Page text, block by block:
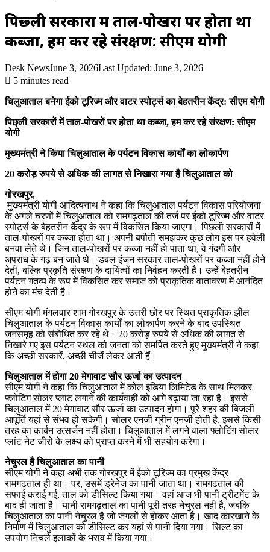
पिछ्ली सरकारों में ताल-पोखरों पर होता था
कब्जा, हम कर रहे संरक्षण: सीएम योगी
Desk NewsJune 3, 2026Last Updated: June 3, 2026
5 minutes read
चिलुआताल बनेगा ईको टूरिज्म और वाटर स्पोर्ट्स का बेहतरीन केंद्र: सीएम योगी
पिछ्ली सरकारों में ताल-पोखरों पर होता था कब्जा, हम कर रहे संरक्षण: सीएम
योगी
मुख्यमंत्री ने किया चिलुआताल के पर्यटन विकास कार्यों का लोकार्पण
20 करोड़ रुपये से अधिक की लागत से निखारा गया है चिलुआताल को
गोरखपुर,
मुख्यमंत्री योगी आदित्यनाथ ने कहा कि चिलुआताल पर्यटन विकास परियोजना
के अगले चरणों में चिलुआताल को रामगढ़ताल की तर्ज पर ईको टूरिज्म और वाटर
स्पोर्ट्स के बेहतरीन केंद्र के रूप में विकसित किया जाएगा। पिछली सरकारों में
ताल-पोखरों पर कब्जा होता था। अपनी बपौती समझकर कुछ लोग इस पर हवेली
बनवा लेते थे। जिन ताल-पोखरों पर कब्जा नहीं हो पाता था, वे गंदगी और
अपराध के गढ़ बन जाते थे। डबल इंजन सरकार ताल-पोखरों पर कब्जा नहीं होने
देती, बल्कि प्रकृति संरक्षण के दायित्वों का निर्वहन करती है। उन्हें बेहतरीन
पर्यटन गंतव्य के रूप में विकसित कर समाज को प्राकृतिक वातावरण में आनंदित
होने का मंच देती है।
सीएम योगी मंगलवार शाम गोरखपुर के उत्तरी छोर पर स्थित प्राकृतिक झील
चिलुआताल के पर्यटन विकास कार्यों का लोकार्पण करने के बाद उपस्थित
जनसमूह को संबोधित कर रहे थे। 20 करोड़ रुपये से अधिक की लागत से
निखारे गए इस पर्यटन स्थल को जनता को समर्पित करते हुए मुख्यमंत्री ने कहा
कि अच्छी सरकारें, अच्छी चीजें लेकर आती हैं।
चिलुआताल में होगा 20 मेगावाट सौर ऊर्जा का उत्पादन
सीएम योगी ने कहा कि चिलुआताल में कोल इंडिया लिमिटेड के साथ मिलकर
फ्लोटिंग सोलर प्लांट लगाने की कार्यवाही को आगे बढ़ाया जा रहा है। इससे
चिलुआताल में 20 मेगावाट सौर ऊर्जा का उत्पादन होगा। पूरे शहर की बिजली
आपूर्ति यहां से संभव हो सकेगी। सोलर एनर्जी ग्रीन एनर्जी होती है, इससे किसी
तरह का कार्बन उत्सर्जन नहीं होता। चिलुआताल में लगने वाला फ्लोटिंग सोलर
प्लांट नेट जीरो के लक्ष्य को प्राप्त करने में भी सहयोग करेगा।
नेचुरल है चिलुआताल का पानी
सीएम योगी ने कहा अभी तक गोरखपुर में ईको टूरिज्म का प्रमुख केंद्र
रामगढ़ताल ही था। पर, उसमें ड्रेनेज का पानी जाता था। रामगढ़ताल की
सफाई कराई गई, ताल को डीसिल्ट किया गया। वहां आज भी पानी ट्रीटमेंट के
बाद ही जाता है। यानी रामगढ़ताल का पानी पूरी तरह नेचुरल नहीं है, जबकि
चिलुआताल का पानी नेचुरल है जो जंगलों से होकर आता है। खाद कारखाने के
निर्माण में चिलुआताल को डीसिल्ट कर यहां से पानी दिया गया। सिल्ट का
उपयोग निचले इलाकों के भराव में किया गया।